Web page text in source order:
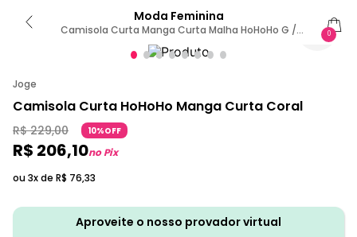
Moda Feminina
Camisola Curta Manga Curta Malha HoHoHo G /
Estampada
0
Joge
Camisola Curta HoHoHo Manga Curta Coral
R$ 229,00 10%OFF
R$ 206,10no Pix
ou 3x de R$ 76,33
Aproveite o nosso provador virtual